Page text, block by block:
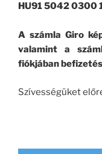
HU91 5042
A számla Giro
valamint a
fiókjában
Szívességüket